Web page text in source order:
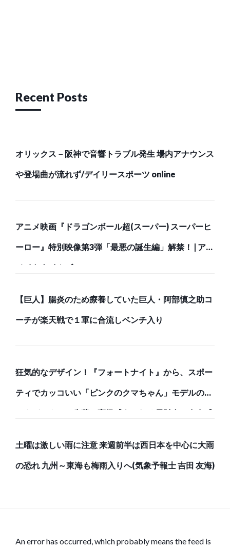
Recent Posts
オリックス－阪神で音響トラブル発生 場内アナウンス
や登場曲が流れず/デイリースポーツ online
アニメ映画『ドラゴンボール超(スーパー) スーパーヒ
ーロー』特別映像第3弾「最悪の誕生編」解禁！ | アニ
メイトタイムズ
【巨人】腸炎のため療養していた巨人・阿部慎之助コ
ーチが楽天戦で１軍に合流しベンチ入り
狂気的なデザイン！『フォートナイト』から、スポー
ティでカッコいい「ピンクのクマちゃん」モデルのバ
ックパックと、牛革で高級感あふれる長財布で存在感
土曜は激しい雨に注意 来週前半は西日本を中心に大雨
の恐れ 九州～東海も梅雨入りへ(気象予報士 吉田 友海)
An error has occurred, which probably means the feed is